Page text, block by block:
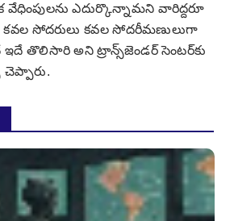
ఎదుర్కొన్నామని వారిద్దరూ
కవల సోదరులు కవల సోదరీమణులుగా
తొలిసారి అని ట్రాన్స్‌జెండర్‌ సెంటర్‌కు
చెప్పారు.